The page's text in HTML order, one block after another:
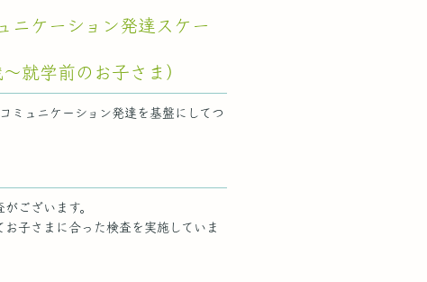
ニケーション発達スケー
就学前のお子さま）
ミュニケーション発達を基盤にしてつ
ございます。
お子さまに合った検査を実施していま